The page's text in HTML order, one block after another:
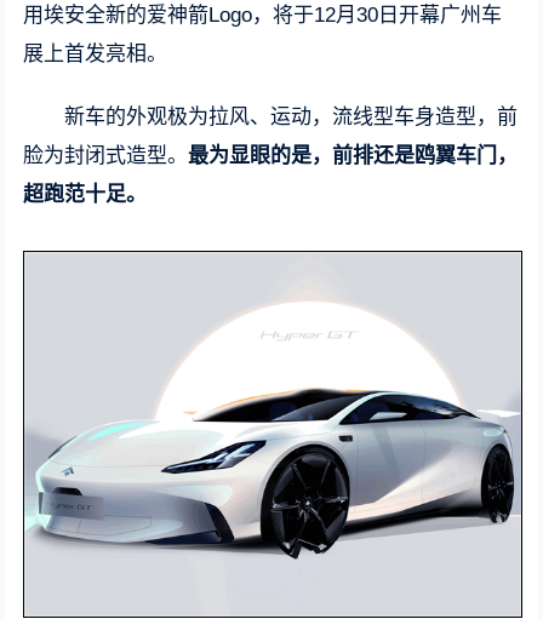
用埃安全新的爱神箭Logo，将于12月30日开幕广州车
展上首发亮相。
新车的外观极为拉风、运动，流线型车身造型，前
脸为封闭式造型。最为显眼的是，前排还是鸥翼车门，
超跑范十足。